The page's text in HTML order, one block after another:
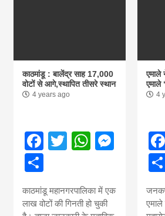
काठमांडू : बालेंद्र साह 17,000
वोटों से आगे,स्थापित तीसरे स्थान
4 years ago
Facebook
Twitter
काठमांडू महानगरपालिका में एक
लाख वोटों की गिनती हो चुकी
एमाले
एमाले
4
एमाले